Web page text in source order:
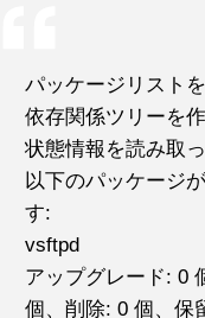
パッケージリスト
依存関係ツリーを
状態情報を読み取
以下のパッケージ
す:
vsftpd
アップグレード: 0
個、削除: 0 個、保